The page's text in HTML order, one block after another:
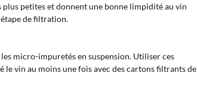
petites et donnent une bonne limpidité au vin
de filtration.
micro-impuretés en suspension. Utiliser ces
vin au moins une fois avec des cartons filtrants de